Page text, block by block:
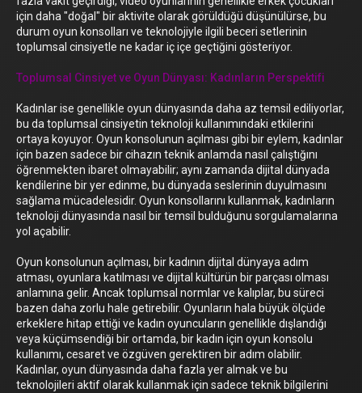
için daha "doğal" bir aktivite olarak görüldüğü düşünülürse, bu
durum oyun konsolları ve teknolojiyle ilgili beceri setlerinin
toplumsal cinsiyetle ne kadar iç içe geçtiğini gösteriyor.
Toplumsal Cinsiyet ve Oyun Dünyası: Kadınların Perspektifi
Kadınlar ise genellikle oyun dünyasında daha az temsil ediliyorlar,
bu da toplumsal cinsiyetin teknoloji kullanımındaki etkilerini
ortaya koyuyor. Oyun konsolunun açılması gibi bir eylem, kadınlar
için bazen sadece bir cihazın teknik anlamda nasıl çalıştığını
öğrenmekten ibaret olmayabilir; aynı zamanda dijital dünyada
kendilerine bir yer edinme, bu dünyada seslerinin duyulmasını
sağlama mücadelesidir. Oyun konsollarını kullanmak, kadınların
teknoloji dünyasında nasıl bir temsil bulduğunu sorgulamalarına
yol açabilir.
Oyun konsolunun açılması, bir kadının dijital dünyaya adım
atması, oyunlara katılması ve dijital kültürün bir parçası olması
anlamına gelir. Ancak toplumsal normlar ve kalıplar, bu süreci
bazen daha zorlu hale getirebilir. Oyunların hala büyük ölçüde
erkeklere hitap ettiği ve kadın oyuncuların genellikle dışlandığı
veya küçümsendiği bir ortamda, bir kadın için oyun konsolu
kullanımı, cesaret ve özgüven gerektiren bir adım olabilir.
Kadınlar, oyun dünyasında daha fazla yer almak ve bu
teknolojileri aktif olarak kullanmak için sadece teknik bilgilerini